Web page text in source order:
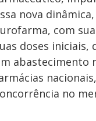
nova
com
doses iniciais,
abastecimento
no